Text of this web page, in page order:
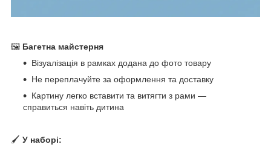
🖼 Багетна майстерня
Візуалізація в рамках додана до фото товару
Не переплачуйте за оформлення та доставку
Картину легко вставити та витягти з рами —
справиться навіть дитина
🖌 У наборі: